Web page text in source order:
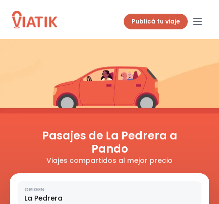
Publicá tu viaje
Pasajes de La Pedrera a
Pando
Viajes compartidos al mejor precio
ORIGEN
La Pedrera